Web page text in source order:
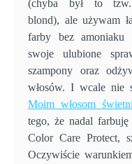
(chyba był to
blond), ale używam
farby bez amoniaku
swoje ulubione
szampony oraz
włosów. I wcale nie
Moim włosom
tego, że nadal
Color Care Protect,
Oczywiście